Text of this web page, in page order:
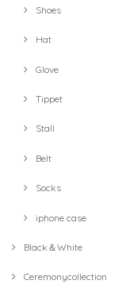
Shoes
Hat
Glove
Tippet
Stall
Belt
Socks
iphone case
Black＆White
Ceremonycollection